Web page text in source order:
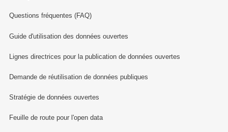
Questions fréquentes (FAQ)
Guide d'utilisation des données ouvertes
Lignes directrices pour la publication de données ouvertes
Demande de réutilisation de données publiques
Stratégie de données ouvertes
Feuille de route pour l'open data